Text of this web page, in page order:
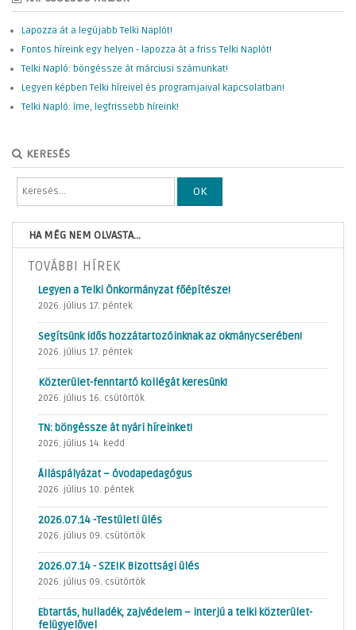
Lapozza át a legújabb Telki Naplót!
Fontos híreink egy helyen - lapozza át a friss Telki Naplót!
Telki Napló: böngéssze át márciusi számunkat!
Legyen képben Telki híreivel és programjaival kapcsolatban!
Telki Napló: íme, legfrissebb híreink!
KERESÉS
OK
HA MÉG NEM OLVASTA...
TOVÁBBI HÍREK
Legyen a Telki Önkormányzat főépítésze!
2026. július 17. péntek
Segítsünk idős hozzátartozóinknak az okmánycserében!
2026. július 17. péntek
Közterület-fenntartó kollégát keresünk!
2026. július 16. csütörtök
TN: böngéssze át nyári híreinket!
2026. július 14. kedd
Álláspályázat – óvodapedagógus
2026. július 10. péntek
2026.07.14 -Testületi ülés
2026. július 09. csütörtök
2026.07.14 - SZEIK Bizottsági ülés
2026. július 09. csütörtök
Ebtartás, hulladék, zajvédelem – interjú a telki közterület-
felügyelővel